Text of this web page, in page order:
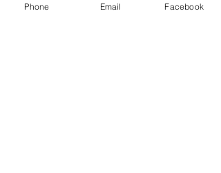
Phone Email Facebook